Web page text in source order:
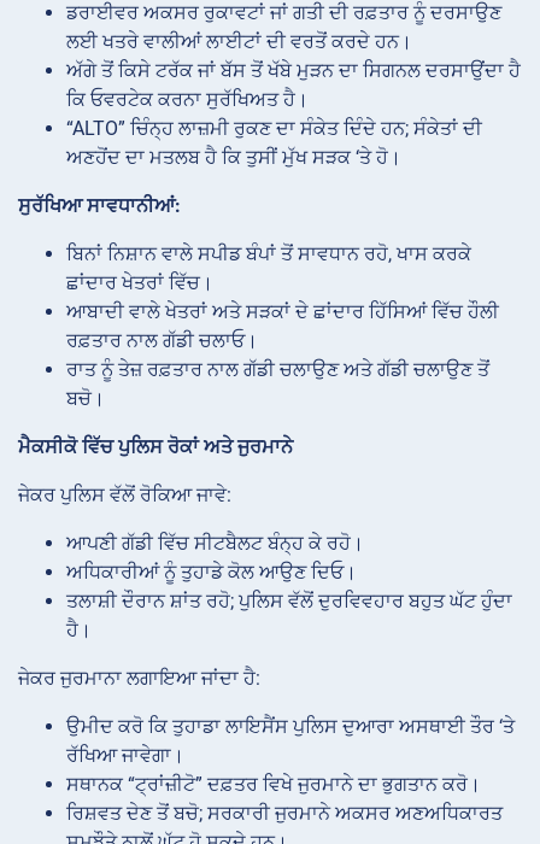
ਡਰਾਈਵਰ ਅਕਸਰ ਰੁਕਾਵਟਾਂ ਜਾਂ ਗਤੀ ਦੀ ਰਫ਼ਤਾਰ ਨੂੰ ਦਰਸਾਉਣ
ਲਈ ਖਤਰੇ ਵਾਲੀਆਂ ਲਾਈਟਾਂ ਦੀ ਵਰਤੋਂ ਕਰਦੇ ਹਨ।
ਅੱਗੇ ਤੋਂ ਕਿਸੇ ਟਰੱਕ ਜਾਂ ਬੱਸ ਤੋਂ ਖੱਬੇ ਮੁੜਨ ਦਾ ਸਿਗਨਲ ਦਰਸਾਉਂਦਾ ਹੈ
ਕਿ ਓਵਰਟੇਕ ਕਰਨਾ ਸੁਰੱਖਿਅਤ ਹੈ।
“ALTO” ਚਿੰਨ੍ਹ ਲਾਜ਼ਮੀ ਰੁਕਣ ਦਾ ਸੰਕੇਤ ਦਿੰਦੇ ਹਨ; ਸੰਕੇਤਾਂ ਦੀ
ਅਣਹੋਂਦ ਦਾ ਮਤਲਬ ਹੈ ਕਿ ਤੁਸੀਂ ਮੁੱਖ ਸੜਕ ‘ਤੇ ਹੋ।
ਸੁਰੱਖਿਆ ਸਾਵਧਾਨੀਆਂ:
ਬਿਨਾਂ ਨਿਸ਼ਾਨ ਵਾਲੇ ਸਪੀਡ ਬੰਪਾਂ ਤੋਂ ਸਾਵਧਾਨ ਰਹੋ, ਖਾਸ ਕਰਕੇ
ਛਾਂਦਾਰ ਖੇਤਰਾਂ ਵਿੱਚ।
ਆਬਾਦੀ ਵਾਲੇ ਖੇਤਰਾਂ ਅਤੇ ਸੜਕਾਂ ਦੇ ਛਾਂਦਾਰ ਹਿੱਸਿਆਂ ਵਿੱਚ ਹੌਲੀ
ਰਫ਼ਤਾਰ ਨਾਲ ਗੱਡੀ ਚਲਾਓ।
ਰਾਤ ਨੂੰ ਤੇਜ਼ ਰਫ਼ਤਾਰ ਨਾਲ ਗੱਡੀ ਚਲਾਉਣ ਅਤੇ ਗੱਡੀ ਚਲਾਉਣ ਤੋਂ
ਬਚੋ।
ਮੈਕਸੀਕੋ ਵਿੱਚ ਪੁਲਿਸ ਰੋਕਾਂ ਅਤੇ ਜੁਰਮਾਨੇ
ਜੇਕਰ ਪੁਲਿਸ ਵੱਲੋਂ ਰੋਕਿਆ ਜਾਵੇ:
ਆਪਣੀ ਗੱਡੀ ਵਿੱਚ ਸੀਟਬੈਲਟ ਬੰਨ੍ਹ ਕੇ ਰਹੋ।
ਅਧਿਕਾਰੀਆਂ ਨੂੰ ਤੁਹਾਡੇ ਕੋਲ ਆਉਣ ਦਿਓ।
ਤਲਾਸ਼ੀ ਦੌਰਾਨ ਸ਼ਾਂਤ ਰਹੋ; ਪੁਲਿਸ ਵੱਲੋਂ ਦੁਰਵਿਵਹਾਰ ਬਹੁਤ ਘੱਟ ਹੁੰਦਾ
ਹੈ।
ਜੇਕਰ ਜੁਰਮਾਨਾ ਲਗਾਇਆ ਜਾਂਦਾ ਹੈ:
ਉਮੀਦ ਕਰੋ ਕਿ ਤੁਹਾਡਾ ਲਾਇਸੈਂਸ ਪੁਲਿਸ ਦੁਆਰਾ ਅਸਥਾਈ ਤੌਰ ‘ਤੇ
ਰੱਖਿਆ ਜਾਵੇਗਾ।
ਸਥਾਨਕ “ਟ੍ਰਾਂਜ਼ੀਟੋ” ਦਫ਼ਤਰ ਵਿਖੇ ਜੁਰਮਾਨੇ ਦਾ ਭੁਗਤਾਨ ਕਰੋ।
ਰਿਸ਼ਵਤ ਦੇਣ ਤੋਂ ਬਚੋ; ਸਰਕਾਰੀ ਜੁਰਮਾਨੇ ਅਕਸਰ ਅਣਅਧਿਕਾਰਤ